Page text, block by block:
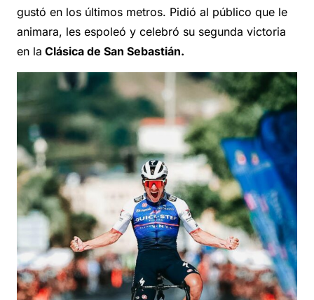
gustó en los últimos metros. Pidió al público que le
animara, les espoleó y celebró su segunda victoria
en la Clásica de San Sebastián.